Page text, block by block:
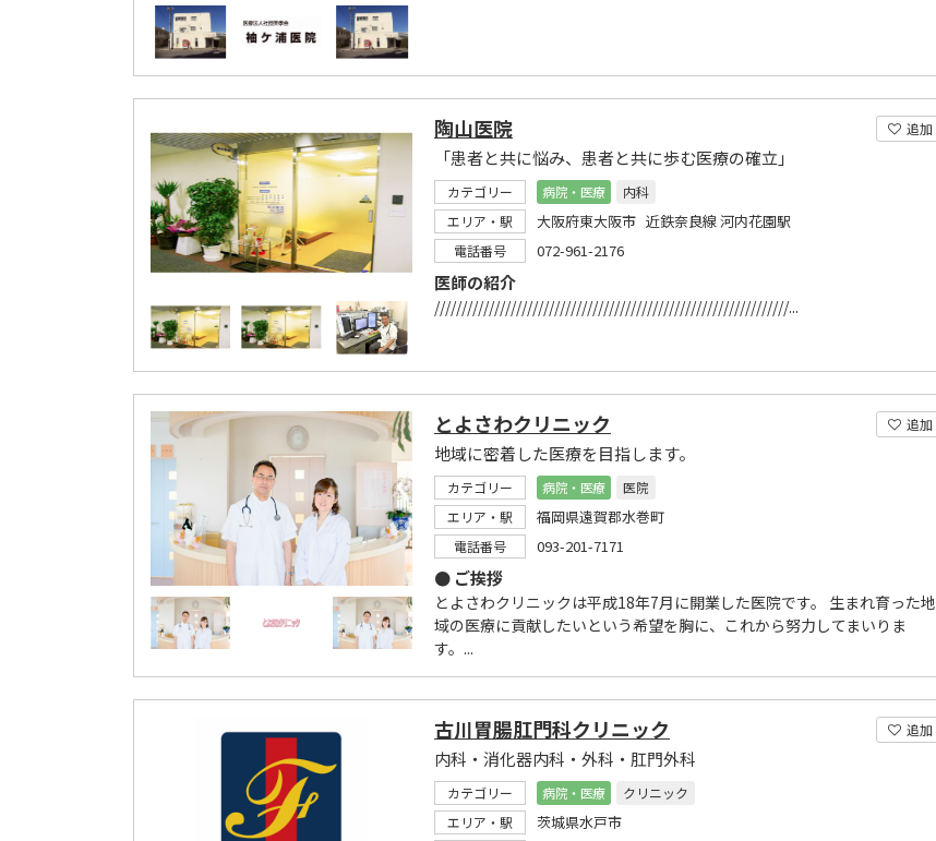
追加
陶山医院
「患者と共に悩み、患者と共に歩む医療の確立」
カテゴリー 病院・医療
内科
エリア・駅
大阪府東大阪市 近鉄奈良線 河内花園駅
電話番号 072-961-2176
医師の紹介
/////////////////////////////////////////////////////////////////...
追加
とよさわクリニック
地域に密着した医療を目指します。
カテゴリー 病院・医療
医院
エリア・駅
福岡県遠賀郡水巻町
電話番号 093-201-7171
● ご挨拶
とよさわクリニックは平成18年7月に開業した医院です。 生まれ育った地
域の医療に貢献したいという希望を胸に、これから努力してまいりま
す。...
追加
古川胃腸肛門科クリニック
内科・消化器内科・外科・肛門外科
カテゴリー 病院・医療
クリニック
エリア・駅
茨城県水戸市